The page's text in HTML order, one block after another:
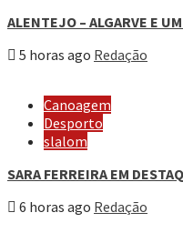
ALENTEJO – ALGARVE E
5 horas ago Redação
Canoagem
Desporto
slalom
SARA FERREIRA EM
6 horas ago Redação